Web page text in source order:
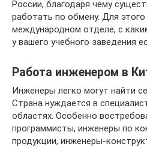
России, благодаря чему
работать по обмену. Для
международном отделе, с
у вашего учебного заведения
Работа инженером в
Инженеры легко могут найти
Страна нуждается в
областях. Особенно
программисты, инженеры по
продукции, инженеры-